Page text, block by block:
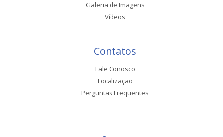
Galeria de Imagens
Vídeos
Contatos
Fale Conosco
Localização
Perguntas Frequentes